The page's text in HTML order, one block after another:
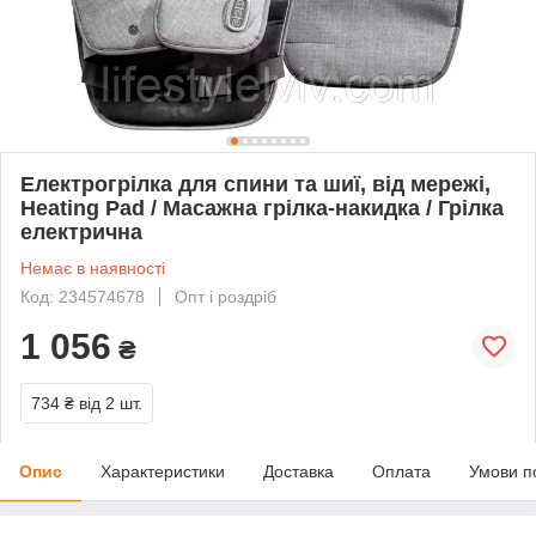
Електрогрілка для спини та шиї, від мережі,
Heating Pad / Масажна грілка-накидка / Грілка
електрична
Немає в наявності
Код: 234574678
Опт і роздріб
1 056 ₴
734 ₴ від 2 шт.
Опис Характеристики Доставка Оплата Умови